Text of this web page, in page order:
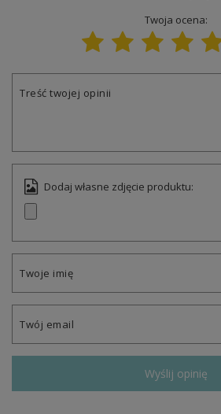
Twoja ocena:
Treść twojej opinii
Dodaj własne zdjęcie produktu:
Twoje imię
Twój email
Wyślij opinię